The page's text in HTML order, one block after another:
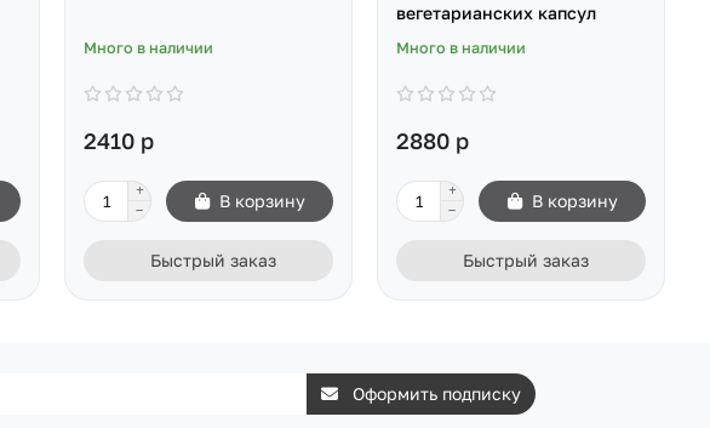
Много в наличии
2410 р
В корзину
Быстрый заказ
вегетарианских капсул
Много в наличии
2880 р
В корзину
Быстрый заказ
Оформить подписку